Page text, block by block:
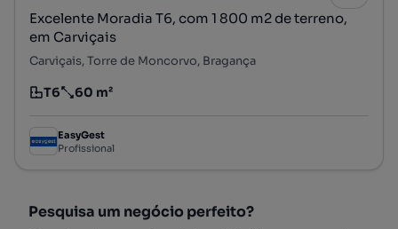
Excelente Moradia T6, com 1 800 m2 de terreno,
em Carviçais
Carviçais, Torre de Moncorvo, Bragança
Tipologia
T6
Preço por metro quadrado
60 m²
EasyGest
Profissional
Pesquisa um negócio perfeito?